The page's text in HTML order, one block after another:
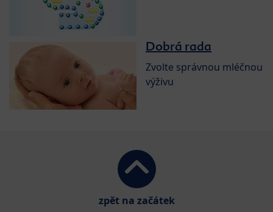
Dobrá rada
Zvolte správnou mléčnou
výživu
zpět na začátek